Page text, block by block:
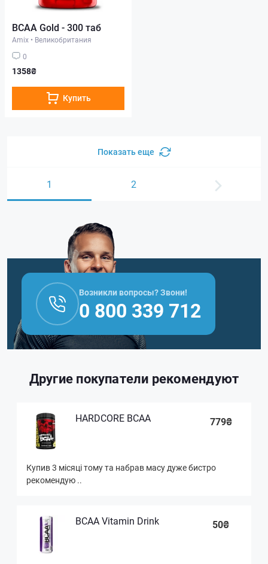
BCAA Gold - 300 таб
Amix • Великобритания
0
1358₴
Купить
Показать еще
1 2
Возникли вопросы? Звони!
0 800 339 712
Другие покупатели рекомендуют
HARDCORE BCAA 779₴
Купив 3 місяці тому та набрав масу дуже бистро
рекомендую ..
BCAA Vitamin Drink 50₴